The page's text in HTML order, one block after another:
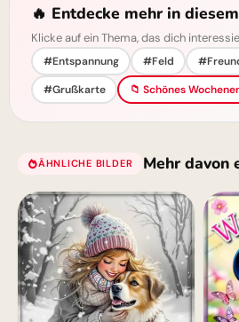
🔥 Entdecke mehr in
Klicke auf ein Thema, das dich
#Entspannung #Feld
#Grußkarte
📁 Schönes
ÄHNLICHE BILDER Mehr davon